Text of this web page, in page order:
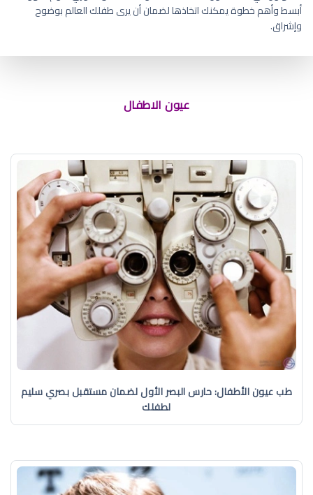
أبسط وأهم خطوة يمكنك اتخاذها لضمان أن يرى طفلك العالم بوضوح
وإشراق.
عيون الاطفال
طب عيون الأطفال: حارس البصر الأول لضمان مستقبل بصري سليم
لطفلك